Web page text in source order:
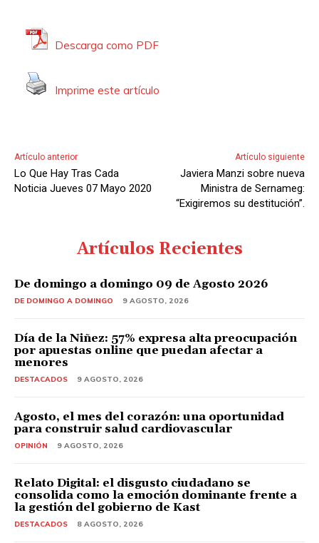
Descarga como PDF
Imprime este artículo
Artículo anterior
Lo Que Hay Tras Cada
Noticia Jueves 07 Mayo 2020
Artículo siguiente
Javiera Manzi sobre nueva
Ministra de Sernameg:
“Exigiremos su destitución”.
Artículos Recientes
De domingo a domingo 09 de Agosto 2026
DE DOMINGO A DOMINGO 9 AGOSTO, 2026
Día de la Niñez: 57% expresa alta preocupación
por apuestas online que puedan afectar a
menores
DESTACADOS 9 AGOSTO, 2026
Agosto, el mes del corazón: una oportunidad
para construir salud cardiovascular
OPINIÓN 9 AGOSTO, 2026
Relato Digital: el disgusto ciudadano se
consolida como la emoción dominante frente a
la gestión del gobierno de Kast
DESTACADOS 8 AGOSTO, 2026